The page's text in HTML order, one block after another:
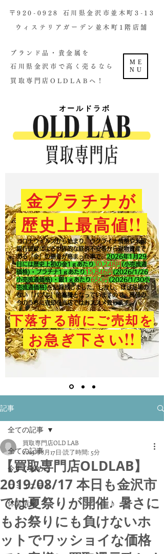
ME
NU
金プラチナが
歴史上最高値!!
コロナウイルスから始まり、ウクライナ情勢や米国
銀行破綻による世界的な経済不安等から現物資産で
ある「金」の需要が高まった事で、2026年1月29
日には歴史上初の金1ｇあたり30,248円 (小売流通
価格)・プラチナ1ｇあたり15,846円 (2026/1/26
小売流通価格)・銀1ｇあたり650円 (2026/1/30小
売流通価格)を記録致しました。​しかし、ほぼ足場の
ない「バブル」的高騰となっていますので、高値の
今のうちに売却を当店ではおススメ致します。
下落する前にご売却を
お急ぎ下さい!!
​〒920-0928 石川県金沢市並木町3-13
ウィステリアガーデン並木町1階店舗​
ブランド品・貴金属を
石川県金沢市で高く売るなら
買取専門店OLDLABへ！
オールドラボ
記事
全ての記事
今すぐ始める
コミュニティ
休業情報
全ての記事
【買取専門店OLDLAB】
2019/08/17 本日も金沢市
では夏祭りが開催♪ 暑さに
もお祭りにも負けないホ
ットでワッショイな価格
買取専門店OLD LAB
2019年8月17日 読了時間: 5分